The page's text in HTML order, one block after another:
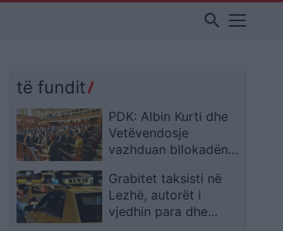
search
të fundit
PDK: Albin Kurti dhe
Vetëvendosje
vazhduan bllokadën e
Kuvendit
Grabitet taksisti në
Lezhë, autorët i
vjedhin para dhe